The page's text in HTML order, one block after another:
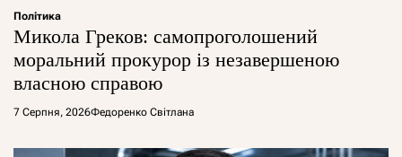
Політика
Микола Греков: самопроголошений
моральний прокурор із незавершеною
власною справою
7 Серпня, 2026Федоренко Світлана